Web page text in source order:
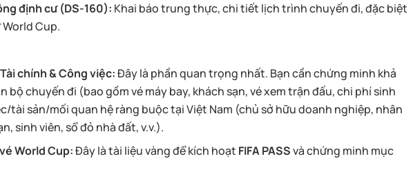
định cư (DS-160): Khai báo trung thực, chi tiết lịch trình chuyến đi, đặc biệt
Cup.
chính & Công việc:Đây là phần quan trọng nhất. Bạn cần chứng minh khả
bộ chuyến đi (bao gồm vé máy bay, khách sạn, vé xem trận đấu, chi phí sinh
tài sản/mối quan hệ ràng buộc tại Việt Nam (chủ sở hữu doanh nghiệp, nhân
sinh viên, sổ đỏ nhà đất, v.v.).
World Cup:Đây là tài liệu vàng để kích hoạt FIFA PASSvà chứng minh mục